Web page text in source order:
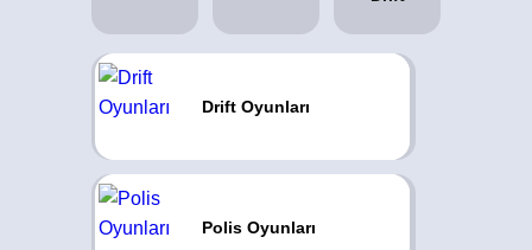
Drift Oyunları
Polis Oyunları